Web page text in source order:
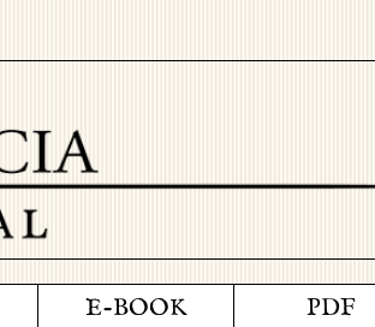
E-BOOK PDF